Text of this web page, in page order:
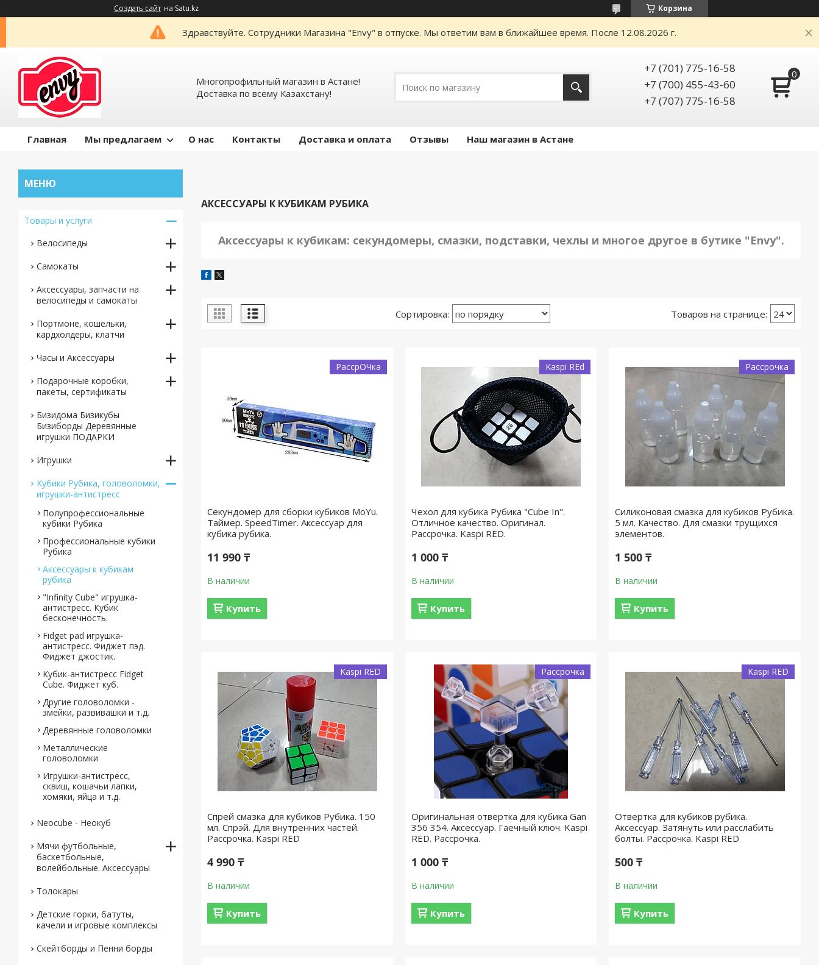
Создать сайт на Satu.kz Корзина
Здравствуйте. Сотрудники Магазина "Envy" в отпуске. Мы ответим вам в ближайшее время. После 12.08.2026 г.
Многопрофильный магазин в Астане!
Доставка по всему Казахстану!
+7 (701) 775-16-58
+7 (700) 455-43-60
+7 (707) 775-16-58
Главная Мы предлагаем О нас Контакты Доставка и оплата Отзывы Наш магазин в Астане
АКСЕССУАРЫ К КУБИКАМ РУБИКА
Аксессуары к кубикам: секундомеры, смазки, подставки, чехлы и многое другое в бутике "Envy".
РассрОЧка
Секундомер для сборки кубиков MoYu.
Таймер. SpeedTimer. Аксессуар для
кубика рубика.
11 990 ₸
В наличии
Купить
Kaspi REd
Чехол для кубика Рубика "Cube In".
Отличное качество. Оригинал.
Рассрочка. Kaspi RED.
1 000 ₸
В наличии
Купить
Рассрочка
Силиконовая смазка для кубиков Рубика.
5 мл. Качество. Для смазки трущихся
элементов.
1 500 ₸
В наличии
Купить
Kaspi RED
Спрей смазка для кубиков Рубика. 150
мл. Спрэй. Для внутренних частей.
Рассрочка. Kaspi RED
4 990 ₸
В наличии
Купить
Рассрочка
Оригинальная отвертка для кубика Gan
356 354. Аксессуар. Гаечный ключ. Kaspi
RED. Рассрочка.
1 000 ₸
В наличии
Купить
Kaspi RED
Отвертка для кубиков рубика.
Аксессуар. Затянуть или расслабить
болты. Рассрочка. Kaspi RED
500 ₸
В наличии
Купить
Товары и услуги
Велосипеды
Самокаты
Аксессуары, запчасти на
велосипеды и самокаты
Портмоне, кошельки,
кардхолдеры, клатчи
Часы и Аксессуары
Подарочные коробки,
пакеты, сертификаты
Бизидома Бизикубы
Бизиборды Деревянные
игрушки ПОДАРКИ
Игрушки
Кубики Рубика, головоломки,
игрушки-антистресс
Полупрофессиональные
кубики Рубика
Профессиональные кубики
Рубика
Аксессуары к кубикам
рубика
"Infinity Cube" игрушка-
антистресс. Кубик
бесконечность.
Fidget pad игрушка-
антистресс. Фиджет пэд.
Фиджет джостик.
Кубик-антистресс Fidget
Cube. Фиджет куб.
Другие головоломки -
змейки, развивашки и т.д.
Деревянные головоломки
Металлические
головоломки
Игрушки-антистресс,
сквиш, кошачьи лапки,
хомяки, яйца и т.д.
Neocube - Неокуб
Мячи футбольные,
баскетбольные,
волейбольные. Аксессуары
Толокары
Детские горки, батуты,
качели и игровые комплексы
Скейтборды и Пенни борды